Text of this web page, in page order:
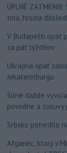
ÚPLNÉ
tma, hrozia
V Budapešti opäť
za päť týždňov
Ukrajina opäť
Jekaterinburgu
Silné dažde
povodne a zosuvy
Srbsko potvrdilo
Afganec, ktorý v